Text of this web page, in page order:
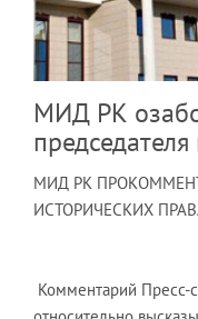
МИД РК
МИД РК
ИСТОРИЧЕСКИХ
Комментарий